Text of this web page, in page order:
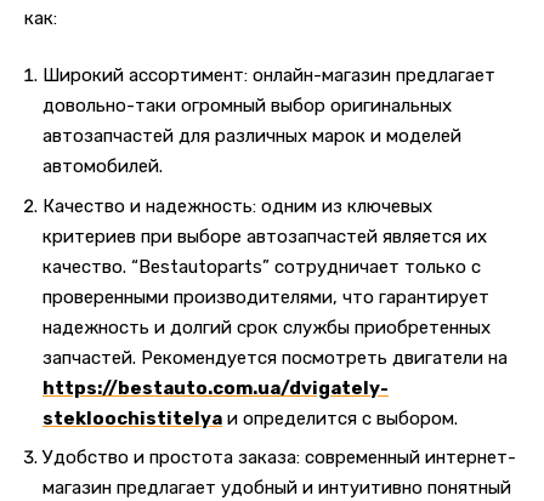
как:
Широкий ассортимент: онлайн-магазин предлагает
довольно-таки огромный выбор оригинальных
автозапчастей для различных марок и моделей
автомобилей.
Качество и надежность: одним из ключевых
критериев при выборе автозапчастей является их
качество. “Bestautoparts” сотрудничает только с
проверенными производителями, что гарантирует
надежность и долгий срок службы приобретенных
запчастей. Рекомендуется посмотреть двигатели на
https://bestauto.com.ua/dvigately-
stekloochistitelya и определится с выбором.
Удобство и простота заказа: современный интернет-
магазин предлагает удобный и интуитивно понятный